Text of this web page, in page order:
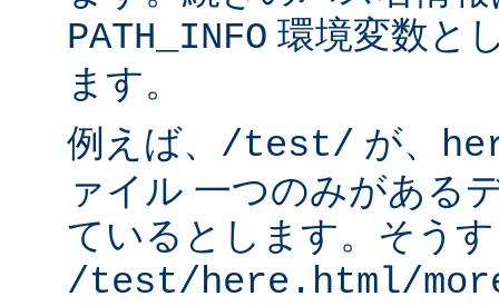
PATH_INFO 環境変数と
ます。
例えば、 /test/ が、
ァイル 一つのみがある
ているとします。そう
/test/here.html/